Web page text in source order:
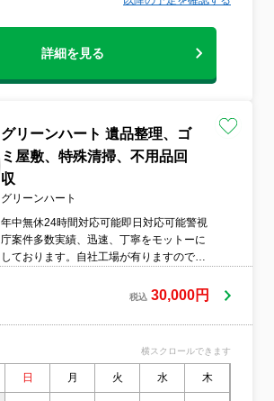
詳細を見る
グリーンハート 遺品整理、ゴ
ミ屋敷、特殊清掃、不用品回
収
グリーンハート
年中無休24時間対応可能即日対応可能警視
庁案件多数実績、迅速、丁寧をモットーに
しております。自社工場が有りますので圧
も有りますので買取りもさせて頂きます
税込 30,000円
横スクロールできます
日 月 火 水 木